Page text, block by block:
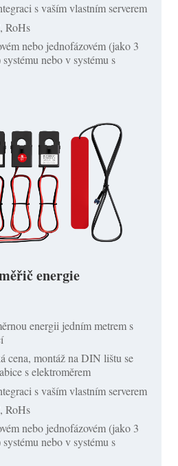
s vaším vlastním serverem
RoHs
nebo jednofázovém (jako 3
nebo v systému s
energie
energii jedním metrem s
cena, montáž na DIN lištu se
s elektroměrem
s vaším vlastním serverem
RoHs
nebo jednofázovém (jako 3
nebo v systému s